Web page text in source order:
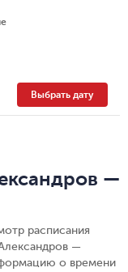
Выбрать дату
—
расписания
—
о времени